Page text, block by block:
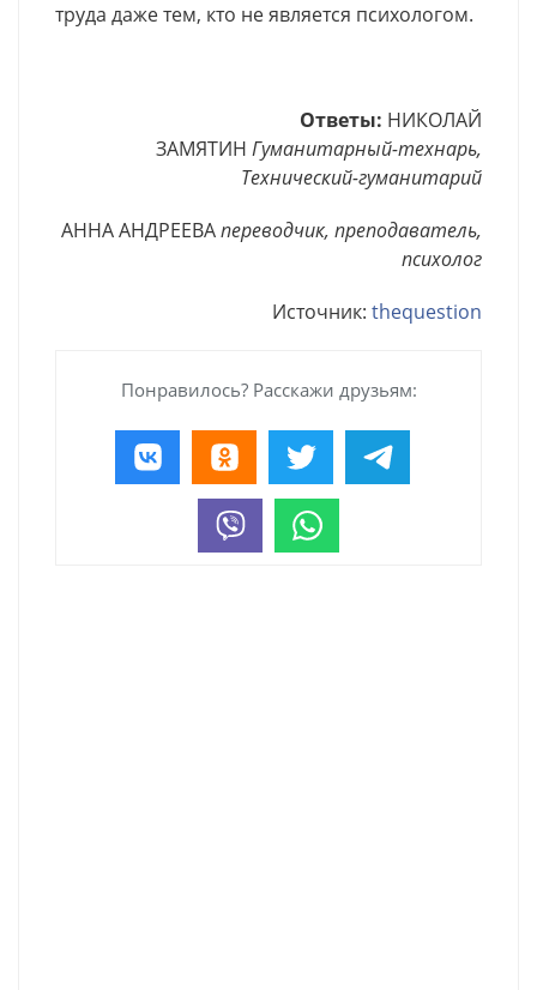
труда даже тем, кто не является психологом.
Ответы: НИКОЛАЙ
ЗАМЯТИН Гуманитарный-технарь,
Технический-гуманитарий
АННА АНДРЕЕВАпереводчик, преподаватель,
психолог
Источник: thequestion
Понравилось? Расскажи друзьям: